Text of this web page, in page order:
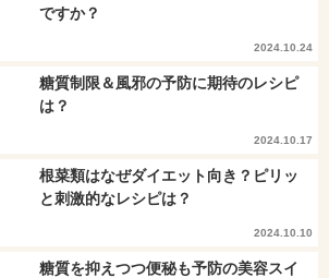
ですか？
2024.10.24
糖質制限＆風邪の予防に期待のレシピ
は？
2024.10.17
根菜類はなぜダイエット向き？ピリッ
と刺激的なレシピは？
2024.10.10
糖質を抑えつつ便秘も予防の美容スイ